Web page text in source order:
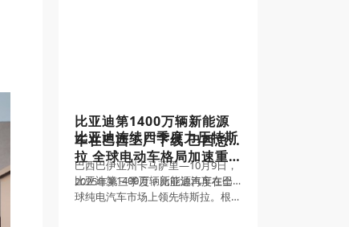
比亚迪第1400万辆新能源
车在巴西工厂下线 巴西总
统卢拉成为车主
巴西巴伊亚州卡马萨里—10月9日，
比亚迪第1400万辆新能源汽车在巴
西乘用车工厂正式下线，标志着比
比亚迪连续四季度力压特斯
拉 全球电动车格局加速重
塑
2025年第三季度，比亚迪再度在全
球纯电汽车市场上领先特斯拉。根